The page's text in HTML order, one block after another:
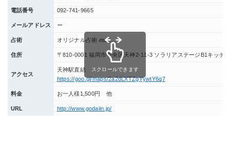
電話番号 092‐741‐9665
メールアドレス ー
占術 オリジナル占術 etc…
住所 〒810-0001 福岡市中央区天神2-11-3 ソラリアステージB1キッチ
アクセス
天神駅直結
https://goo.gl/maps/2a2dLXTZgYywtY6q7
料金 お一人様1,500円 他
URL http://www.godaiin.jp/
スクロールできます